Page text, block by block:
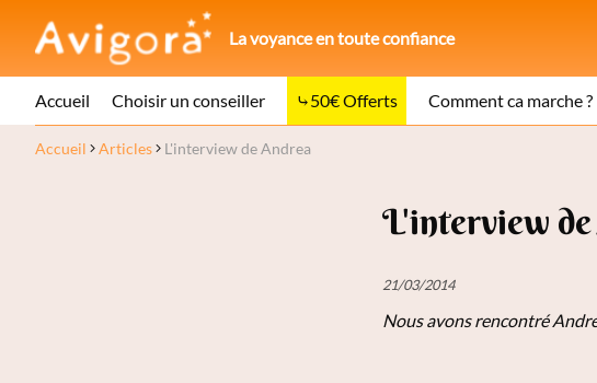
La voyance en toute confiance
Accueil Choisir un conseiller 50€ Offerts Comment ca marche ?
Accueil Articles L'interview de Andrea
L'interview
21/03/2014
Nous avons rencontré